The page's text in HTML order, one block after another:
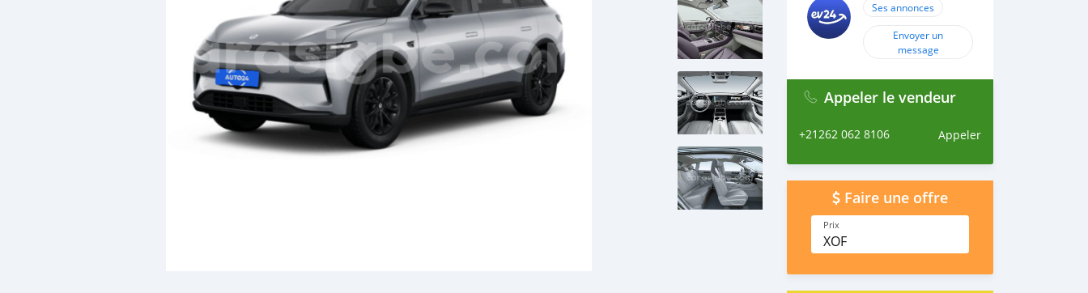
Ses annonces
Envoyer un
message
Appeler le vendeur
+21262 062 8106 Appeler
Faire une offre
Prix
XOF